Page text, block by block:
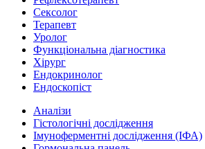
Сексолог
Терапевт
Уролог
Функціональна діагностика
Хірург
Ендокринолог
Ендоскопіст
Аналізи
Гістологічні дослідження
Імуноферментні дослідження (ІФА)